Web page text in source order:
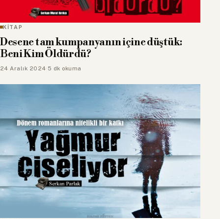
KİTAP
Desene tam kumpanyanın içine düştük:
Beni Kim Öldürdü?
24 Aralık 2024· 5 dk okuma